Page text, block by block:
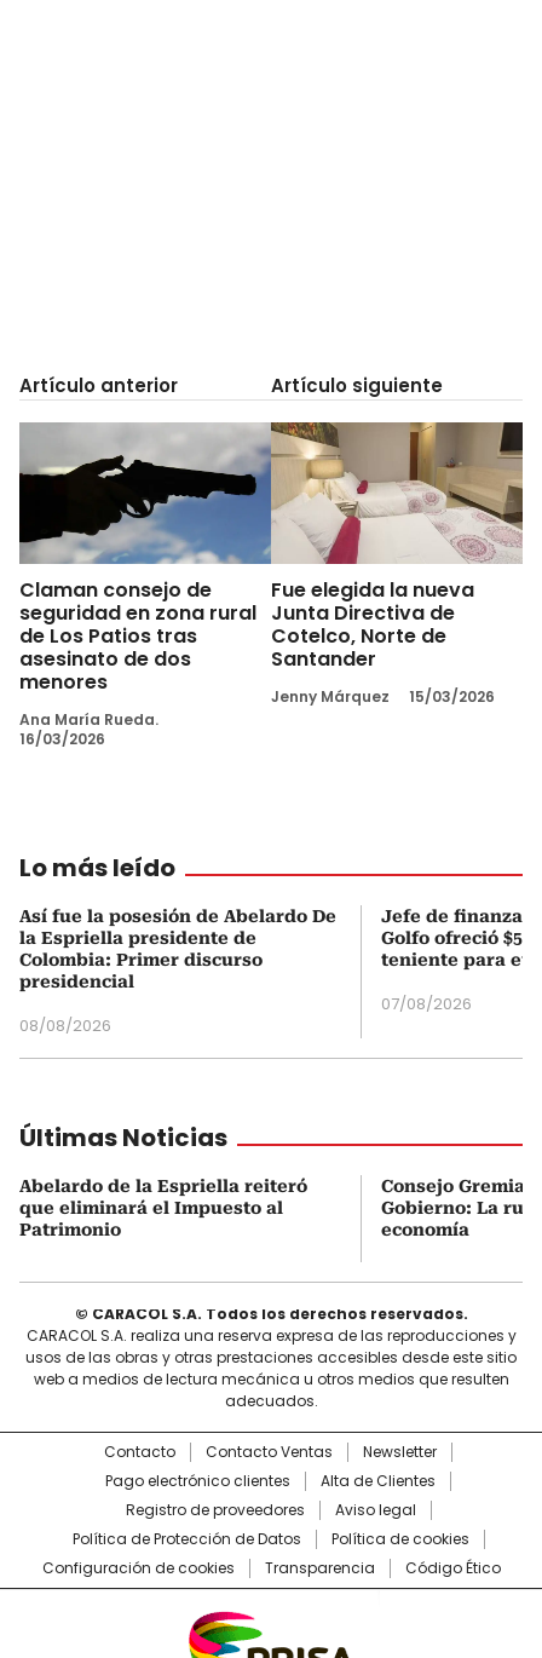
Artículo anterior
Claman consejo de
seguridad en zona rural
de Los Patios tras
asesinato de dos
menores
Ana María Rueda.
16/03/2026
Artículo siguiente
Fue elegida la nueva
Junta Directiva de
Cotelco, Norte de
Santander
Jenny Márquez 15/03/2026
Lo más leído
Así fue la posesión de Abelardo De
la Espriella presidente de
Colombia: Primer discurso
presidencial
08/08/2026
Jefe de finanzas
Golfo ofreció
teniente para
07/08/2026
Últimas Noticias
Abelardo de la Espriella reiteró
que eliminará el Impuesto al
Patrimonio
Consejo Gremial
Gobierno: La
economía
© CARACOL S.A. Todos los derechos reservados.
CARACOL S.A. realiza una reserva expresa de las reproducciones y
usos de las obras y otras prestaciones accesibles desde este sitio
web a medios de lectura mecánica u otros medios que resulten
adecuados.
Contacto Contacto Ventas
Newsletter
Pago electrónico clientes
Alta de Clientes
Registro de proveedores
Aviso legal
Política de Protección de Datos
Política de cookies
Configuración de cookies
Transparencia Código Ético